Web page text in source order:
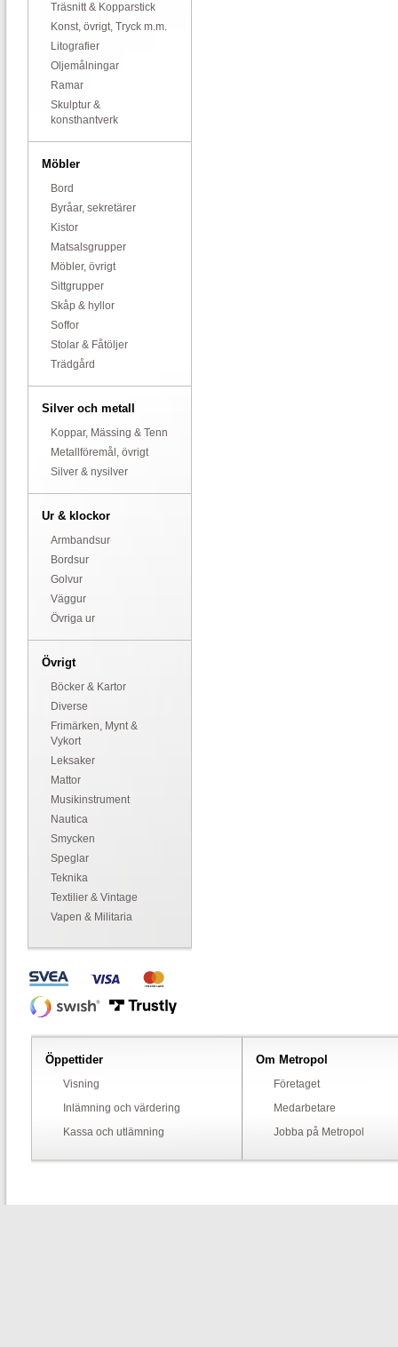
Träsnitt & Kopparstick
Konst, övrigt, Tryck m.m.
Litografier
Oljemålningar
Ramar
Skulptur &
konsthantverk
Möbler
Bord
Byråar, sekretärer
Kistor
Matsalsgrupper
Möbler, övrigt
Sittgrupper
Skåp & hyllor
Soffor
Stolar & Fåtöljer
Trädgård
Silver och metall
Koppar, Mässing & Tenn
Metallföremål, övrigt
Silver & nysilver
Ur & klockor
Armbandsur
Bordsur
Golvur
Väggur
Övriga ur
Övrigt
Böcker & Kartor
Diverse
Frimärken, Mynt &
Vykort
Leksaker
Mattor
Musikinstrument
Nautica
Smycken
Speglar
Teknika
Textilier & Vintage
Vapen & Militaria
Öppettider
Visning
Inlämning och värdering
Kassa och utlämning
Om Metropol
Företaget
Medarbetare
Jobba på Metropol